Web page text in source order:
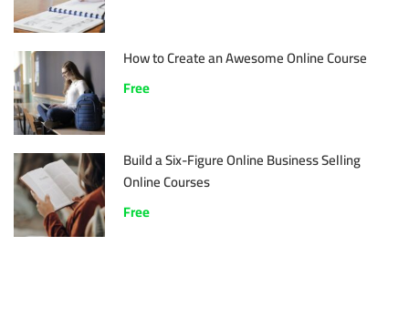
How to Create an Awesome Online Course
Free
Build a Six-Figure Online Business Selling
Online Courses
Free